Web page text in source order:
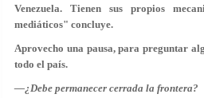
Venezuela. Tienen sus propios
mediáticos" concluye.
Aprovecho una pausa, para preguntar
todo el país.
—¿Debe permanecer cerrada la frontera?